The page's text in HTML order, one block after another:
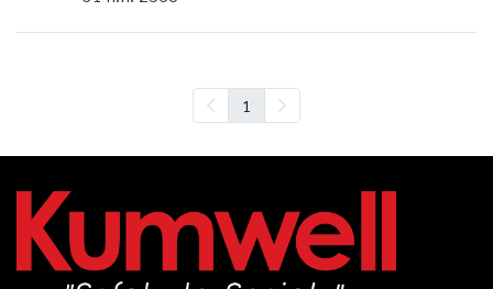
1